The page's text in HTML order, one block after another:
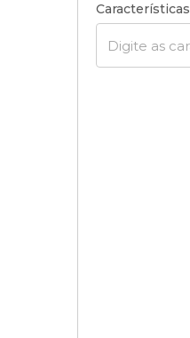
Características